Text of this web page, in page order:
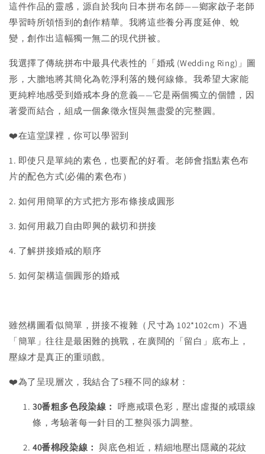
這件作品的靈感，源自於我向日本拼布名師——鄉家啟子老師
學習時所領悟到的創作精華。我將這些養分再度延伸、蛻
變，創作出這幅獨一無二的現代拼被。
我選擇了傳統拼布中最具代表性的「婚戒 (Wedding Ring)」圖
形，大膽地將其簡化為乾淨利落的幾何線條。我希望大家能
更純粹地感受到婚戒本身的意義——它是兩個獨立的個體，因
著愛而結合，組成一個象徵永恆與無盡愛的完整圓。
❤️在這堂課裡，你可以學習到
1. 即使只是單純的素色，也要配的好看。老師會指點素色布
片的配色方式(必備的素色布）
2. 如何用簡單的方式把方形布條接成圓形
3. 如何用裁刀自由即興的裁切和拼接
4. 了解拼接婚戒的順序
5. 如何架構這個圓形的婚戒
雖然構圖看似簡單，拼接不複雜（尺寸為 102*102cm）不過
「簡單」往往是最困難的挑戰，在廣闊的「留白」底布上，
壓線才是真正的重頭戲。
❤️為了呈現層次，我結合了5種不同的線材：
30番粗多色段染線： 呼應戒環色彩，壓出虛擬的戒環線
條，考驗著每一針目的工整與張力調整。
40番棉段染線： 與底色相近，精細地壓出隱藏的花紋